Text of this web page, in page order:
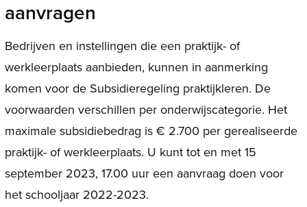
aanvragen
Bedrijven en instellingen die een praktijk- of
werkleerplaats aanbieden, kunnen in aanmerking
komen voor de Subsidieregeling praktijkleren. De
voorwaarden verschillen per onderwijscategorie. Het
maximale subsidiebedrag is € 2.700 per gerealiseerde
praktijk- of werkleerplaats. U kunt tot en met 15
september 2023, 17.00 uur een aanvraag doen voor
het schooljaar 2022-2023.